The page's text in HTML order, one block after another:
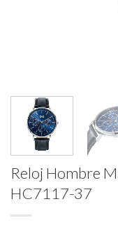
Reloj Hombre
HC7117-37